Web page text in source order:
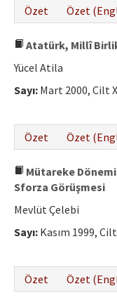
Özet
Özet
Atatürk, Millî
Yücel Atila
Sayı: Mart 2000, Cilt
Özet
Özet
Mütareke
Sforza Görüşmesi
Mevlüt Çelebi
Sayı: Kasım 1999, Cilt
Özet
Özet